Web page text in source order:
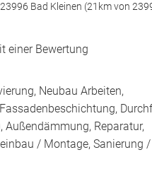
Bad Kleinen (21km von
einer Bewertung
Neubau Arbeiten,
Außendämmung, Reparatur,
/ Montage, Sanierung